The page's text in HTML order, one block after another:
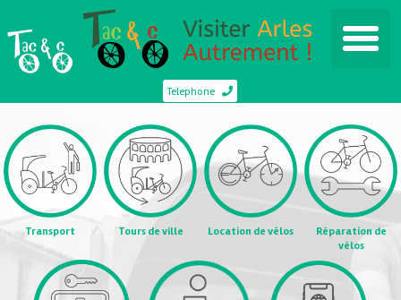
Telephone
Transport Tours de ville Location de vélos
Réparation de
vélos